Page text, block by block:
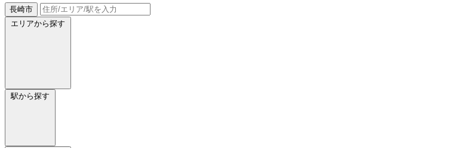
長崎市
エリアから探す
駅から探す